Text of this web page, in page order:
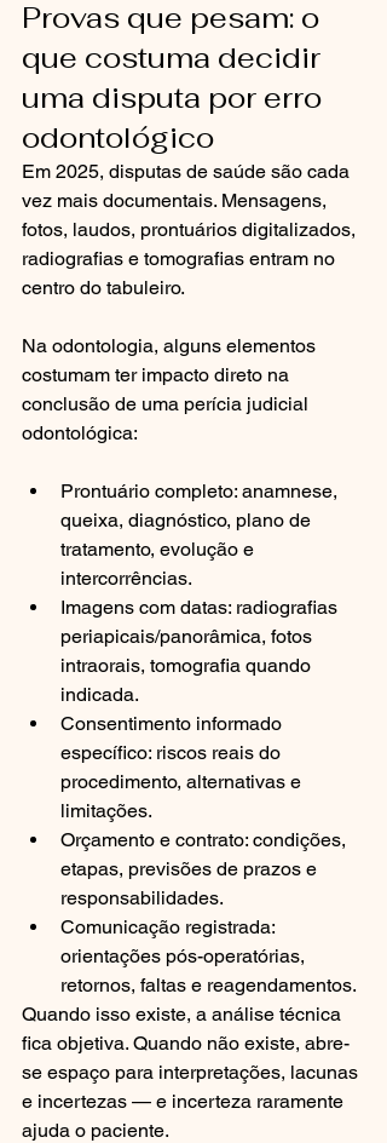
Provas que pesam: o
que costuma decidir
uma disputa por erro
odontológico
Em 2025, disputas de saúde são cada
vez mais documentais. Mensagens,
fotos, laudos, prontuários digitalizados,
radiografias e tomografias entram no
centro do tabuleiro.
Na odontologia, alguns elementos
costumam ter impacto direto na
conclusão de uma perícia judicial
odontológica:
Prontuário completo: anamnese,
queixa, diagnóstico, plano de
tratamento, evolução e
intercorrências.
Imagens com datas: radiografias
periapicais/panorâmica, fotos
intraorais, tomografia quando
indicada.
Consentimento informado
específico: riscos reais do
procedimento, alternativas e
limitações.
Orçamento e contrato: condições,
etapas, previsões de prazos e
responsabilidades.
Comunicação registrada:
orientações pós-operatórias,
retornos, faltas e reagendamentos.
Quando isso existe, a análise técnica
fica objetiva. Quando não existe, abre-
se espaço para interpretações, lacunas
e incertezas — e incerteza raramente
ajuda o paciente.